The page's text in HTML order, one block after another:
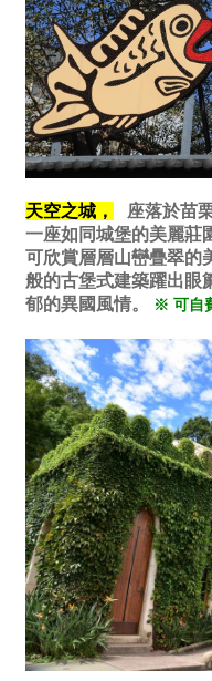
天空之城，
座落於苗
一座如同城堡的美麗莊
可欣賞層層山巒疊翠的
般的古堡式建築躍出眼
郁的異國風情。
※ 可自